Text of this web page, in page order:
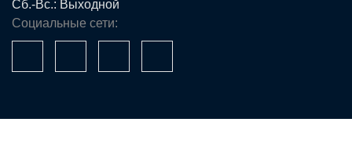
Сб.-Вс.: Выходной
Социальные сети: